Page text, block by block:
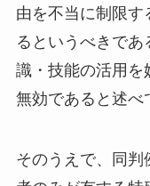
由を不当に制限す
るというべきで
識・技能の活用を
無効であると述べ
そのうえで、同判